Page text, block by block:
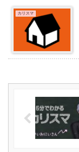
カリスマ